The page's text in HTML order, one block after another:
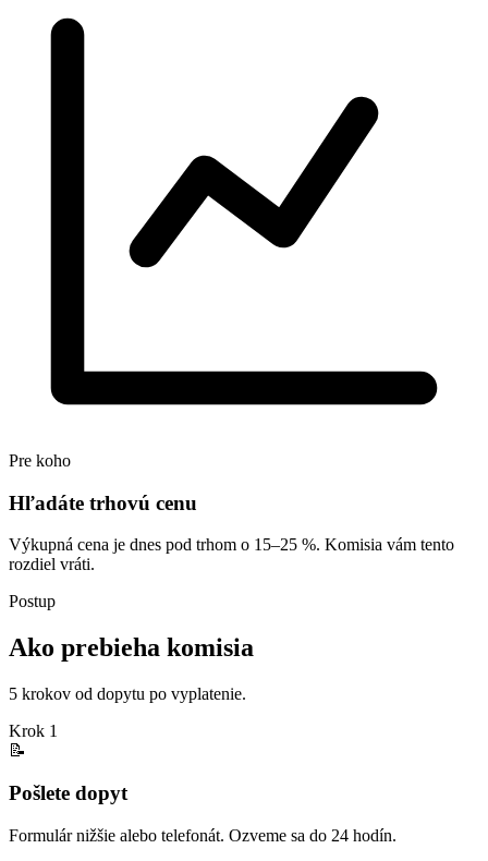
Pre koho
Hľadáte trhovú cenu
Výkupná cena je dnes pod trhom o 15–25 %. Komisia vám tento
rozdiel vráti.
Postup
Ako prebieha komisia
5 krokov od dopytu po vyplatenie.
Krok 1
📝
Pošlete dopyt
Formulár nižšie alebo telefonát. Ozveme sa do 24 hodín.